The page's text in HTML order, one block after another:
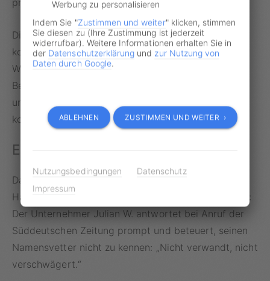
prominent in den Suchergebnissen vertreten.
Die Polizistin war dennoch davon überzeugt, den
korrekten „Verkehrssünder“ auf einem jahrealten
Wikipedia-Foto erkannt zu haben: Aus Sicht des
Betroffenen ein folgenschwerer Fehler, der einen
unbescholtenen Bürger viel Zeit, Nerven und Geld
kosten sollte.
Ein Anruf hätte ausgereicht
Dabei wäre es so einfach gewesen, den Fahrer und
Halter des zu schnellen Fahrzeuges zu identifizieren:
Der Unternehmer Julian W. antwortet bei Anruf der
Süddeutschen Zeitung prompt und beteuert, seinen
Namensvetter nicht zu kennen: „Nicht verwandt, nicht
verschwägert.“
Werbung zu personalisieren
Indem Sie "Zustimmen und weiter" klicken, stimmen
Sie diesen zu (Ihre Zustimmung ist jederzeit
widerrufbar). Weitere Informationen erhalten Sie in
der Datenschutzerklärung und zur Nutzung von
Daten durch Google.
ABLEHNEN ZUSTIMMEN UND WEITER ›
Nutzungsbedingungen
Datenschutz
Impressum